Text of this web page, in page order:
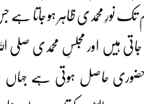
نورِ محمدی ظاہر ہو جاتا
ہیں اور مجلسِ محمدی صلی
حضوری حاصل ہوتی ہے جہاں